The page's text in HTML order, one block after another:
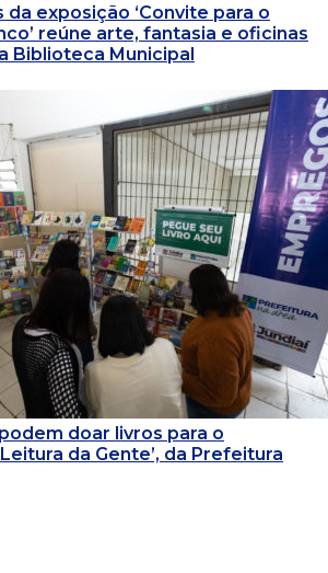
da exposição ‘Convite para o
reúne arte, fantasia e oficinas
Biblioteca Municipal
doar livros para o
da Gente’, da Prefeitura